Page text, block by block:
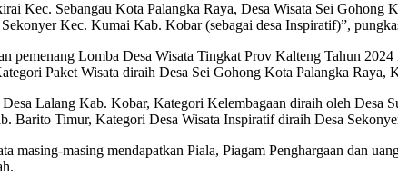
Kec. Sebangau Kota Palangka Raya, Desa Wisata Sei
Kec. Kumai Kab. Kobar (sebagai desa Inspiratif)”,
pemenang Lomba Desa Wisata Tingkat Prov Kalteng Tahun
Paket Wisata diraih Desa Sei Gohong Kota Palangka
Lalang Kab. Kobar, Kategori Kelembagaan diraih oleh
Barito Timur, Kategori Desa Wisata Inspiratif diraih Desa
masing-masing mendapatkan Piala, Piagam Penghargaan dan